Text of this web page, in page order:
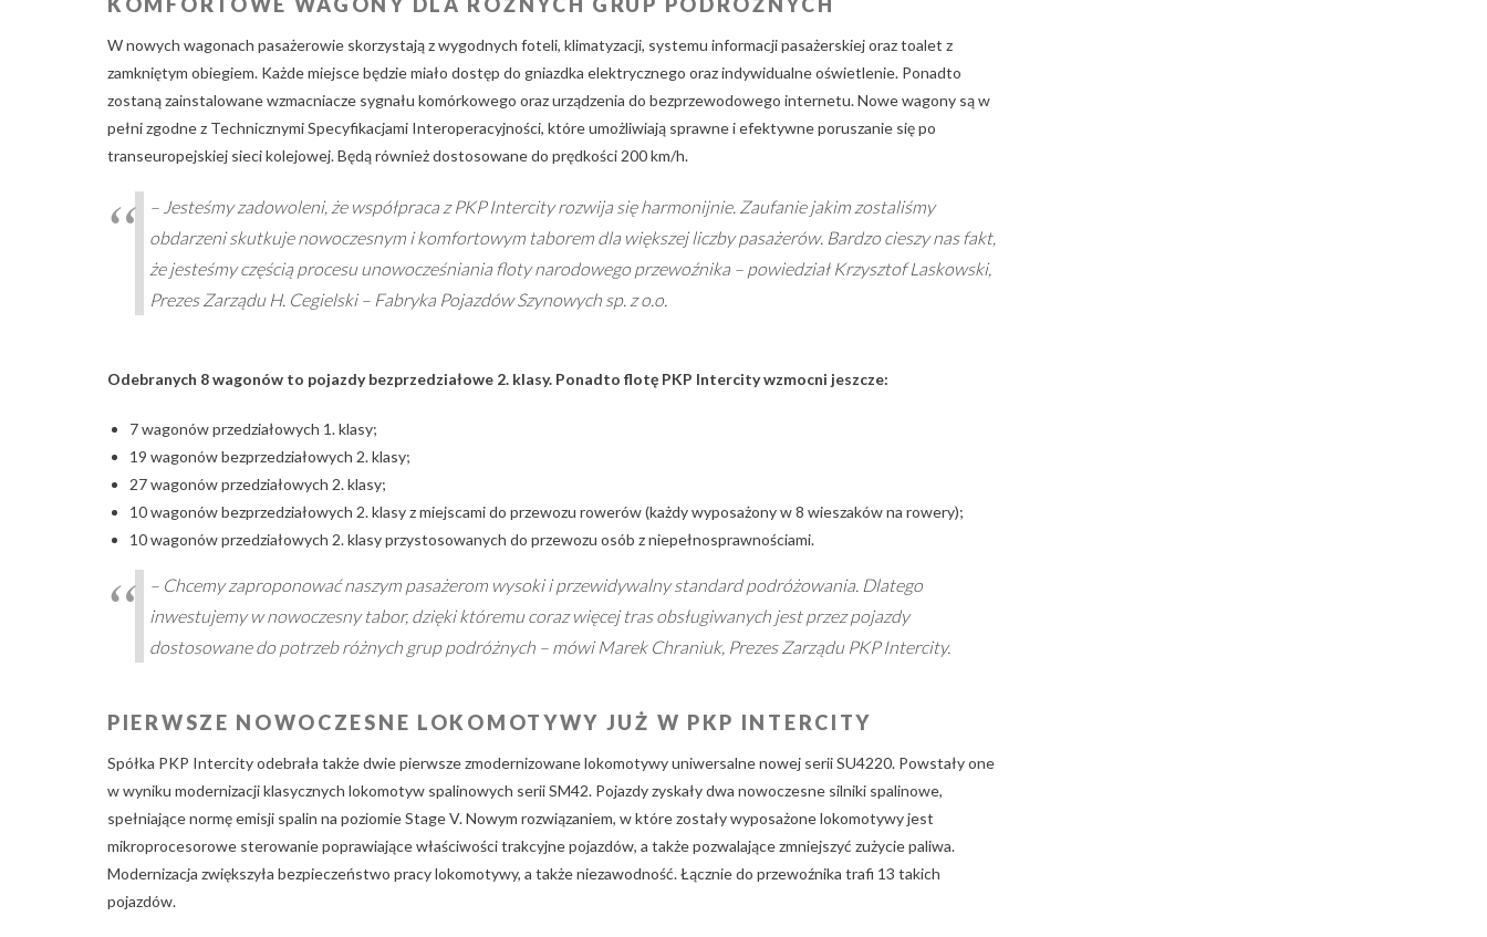
W nowych wagonach pasażerowie skorzystają z wygodnych foteli, klimatyzacji, systemu informacji pasażerskiej oraz toalet z
zamkniętym obiegiem. Każde miejsce będzie miało dostęp do gniazdka elektrycznego oraz indywidualne oświetlenie. Ponadto
zostaną zainstalowane wzmacniacze sygnału komórkowego oraz urządzenia do bezprzewodowego internetu. Nowe wagony są w
pełni zgodne z Technicznymi Specyfikacjami Interoperacyjności, które umożliwiają sprawne i efektywne poruszanie się po
transeuropejskiej sieci kolejowej. Będą również dostosowane do prędkości 200 km/h.
– Jesteśmy zadowoleni, że współpraca z PKP Intercity rozwija się harmonijnie. Zaufanie jakim zostaliśmy
obdarzeni skutkuje nowoczesnym i komfortowym taborem dla większej liczby pasażerów. Bardzo cieszy nas fakt,
że jesteśmy częścią procesu unowocześniania floty narodowego przewoźnika – powiedział Krzysztof Laskowski,
Prezes Zarządu H. Cegielski – Fabryka Pojazdów Szynowych sp. z o.o.
Odebranych 8 wagonów to pojazdy bezprzedziałowe 2. klasy. Ponadto flotę PKP Intercity wzmocni jeszcze:
7 wagonów przedziałowych 1. klasy;
19 wagonów bezprzedziałowych 2. klasy;
27 wagonów przedziałowych 2. klasy;
10 wagonów bezprzedziałowych 2. klasy z miejscami do przewozu rowerów (każdy wyposażony w 8 wieszaków na rowery);
10 wagonów przedziałowych 2. klasy przystosowanych do przewozu osób z niepełnosprawnościami.
– Chcemy zaproponować naszym pasażerom wysoki i przewidywalny standard podróżowania. Dlatego
inwestujemy w nowoczesny tabor, dzięki któremu coraz więcej tras obsługiwanych jest przez pojazdy
dostosowane do potrzeb różnych grup podróżnych – mówi Marek Chraniuk, Prezes Zarządu PKP Intercity.
PIERWSZE NOWOCZESNE LOKOMOTYWY JUŻ W PKP INTERCITY
Spółka PKP Intercity odebrała także dwie pierwsze zmodernizowane lokomotywy uniwersalne nowej serii SU4220. Powstały one
w wyniku modernizacji klasycznych lokomotyw spalinowych serii SM42. Pojazdy zyskały dwa nowoczesne silniki spalinowe,
spełniające normę emisji spalin na poziomie Stage V. Nowym rozwiązaniem, w które zostały wyposażone lokomotywy jest
mikroprocesorowe sterowanie poprawiające właściwości trakcyjne pojazdów, a także pozwalające zmniejszyć zużycie paliwa.
Modernizacja zwiększyła bezpieczeństwo pracy lokomotywy, a także niezawodność. Łącznie do przewoźnika trafi 13 takich
pojazdów.